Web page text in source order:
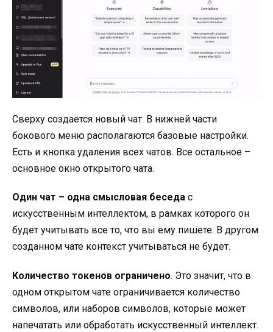
Сверху создается новый чат. В нижней части
бокового меню располагаются базовые настройки.
Есть и кнопка удаления всех чатов. Все остальное –
основное окно открытого чата.
Один чат – одна смысловая беседа с
искусственным интеллектом, в рамках которого он
будет учитывать все то, что вы ему пишете. В другом
созданном чате контекст учитываться не будет.
Количество токенов ограничено. Это значит, что в
одном открытом чате ограничивается количество
символов, или наборов символов, которые может
напечатать или обработать искусственный интеллект.